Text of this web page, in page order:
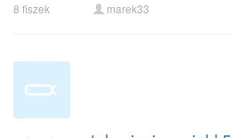
8 fiszek marek33